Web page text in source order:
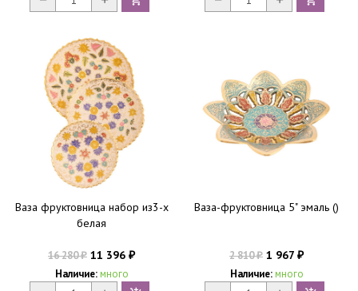
Ваза фруктовница набор из3-х
белая
16 280₽ 11 396 ₽
Наличие: много
Ваза-фруктовница 5" эмаль ()
2 810₽ 1 967 ₽
Наличие: много